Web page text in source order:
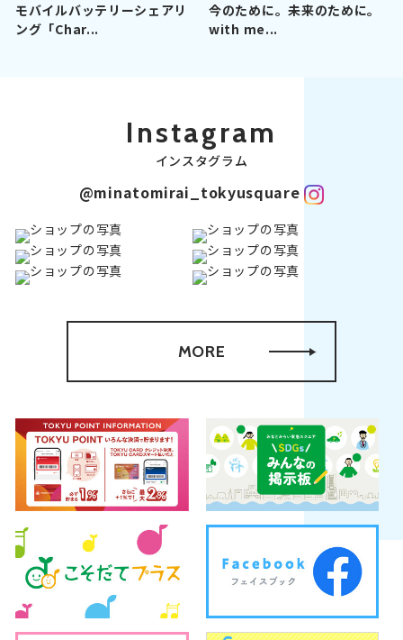
モバイルバッテリーシェアリ
ング「Char...
今のために。未来のために。
with me...
Instagram
インスタグラム
@minatomirai_tokyusquare
MORE